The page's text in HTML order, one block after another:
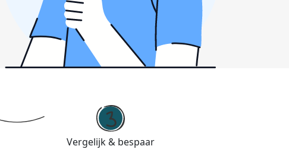
Vergelijk & bespaar